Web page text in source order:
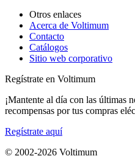
Otros enlaces
Acerca de Voltimum
Contacto
Catálogos
Sitio web corporativo
Regístrate en Voltimum
¡Mantente al día con las últimas
recompensas por tus compras
Regístrate aquí
© 2002-2026 Voltimum